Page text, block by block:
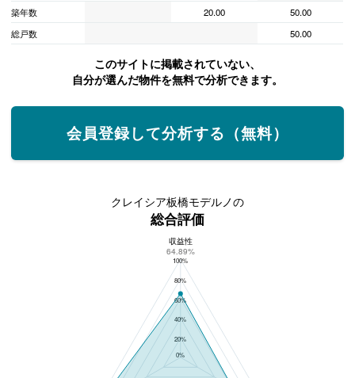
築年数
20.00
50.00
総戸数
50.00
このサイトに掲載されていない、
自分が選んだ物件を無料で分析できます。
会員登録して分析する（無料）
クレイシア板橋モデルノの
総合評価
クレイシア板橋モデルノの総合評価
100%
80%
60%
40%
20%
0%
収益性
64.89%